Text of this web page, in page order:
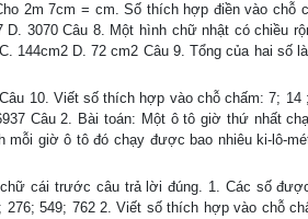
2m 7cm = cm. Số thích hợp điền vào chỗ
3070 Câu 8. Một hình chữ nhật có chiều
144cm2 D. 72 cm2 Câu 9. Tổng của hai số
10. Viết số thích hợp vào chỗ chấm: 7;
Câu 2. Bài toán: Một ô tô giờ thứ nhất
giờ ô tô đó chạy được bao nhiêu ki-lô-
cái trước câu trả lời đúng. 1. Các số
276; 549; 762 2. Viết số thích hợp vào chỗ